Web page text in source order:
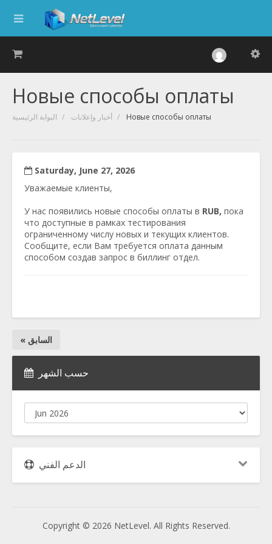
Новые способы оплаты
البوابة الرئيسية أخبار وإعلانات Новые способы оплаты
Saturday, June 27, 2026
Уважаемые клиенты,
У нас появились новые способы оплаты в RUB, пока
что доступные в рамках тестирования
ограниченному числу новых и текущих клиентов.
Сообщите, если Вам требуется оплата данным
способом создав запрос в биллинг отдел.
« السابق
حسب الشهر
الدعم الفني
Copyright © 2026 NetLevel. All Rights Reserved.